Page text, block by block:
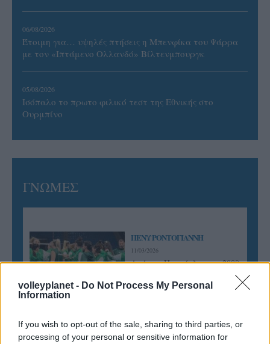
volleyplanet - Do Not Process My Personal
Information
If you wish to opt-out of the sale, sharing to third parties, or
processing of your personal or sensitive information for
06/08/2026
Έτοιμη για… υψηλές πτήσεις η Μπενφίκα του Ψάρρα
με τον «Ιπτάμενο Ολλανδό» Βίλτενμπουργκ
05/08/2026
Ισόπαλο το πρωτο φιλικό τεστ της Εθνικής στο
Ουρμπίνο
ΓΝΩΜΕΣ
ΠΕΝΥ ΡΟΝΤΟΓΙΑΝΝΗ
11/03/2026
Από την Περούτζια του 2000
ευρωπαϊκό ραντεβού του